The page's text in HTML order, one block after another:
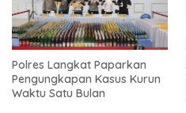
Polres Langkat Paparkan
Pengungkapan Kasus Kurun
Waktu Satu Bulan